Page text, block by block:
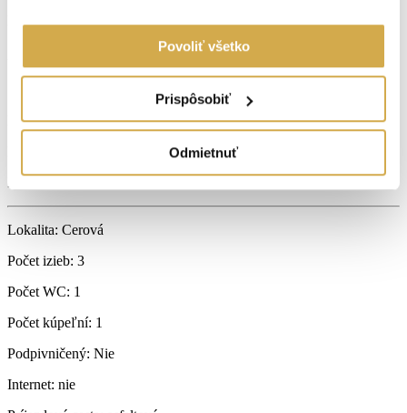
Povoliť všetko
Prispôsobiť
Odmietnuť
Plocha pozemku:2665 m
Rok výstavby:
Lokalita: Cerová
Počet izieb: 3
Počet WC: 1
Počet kúpeľní: 1
Podpivničený: Nie
Internet: nie